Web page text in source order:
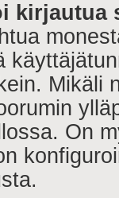
kirjautua
Mikäli
On